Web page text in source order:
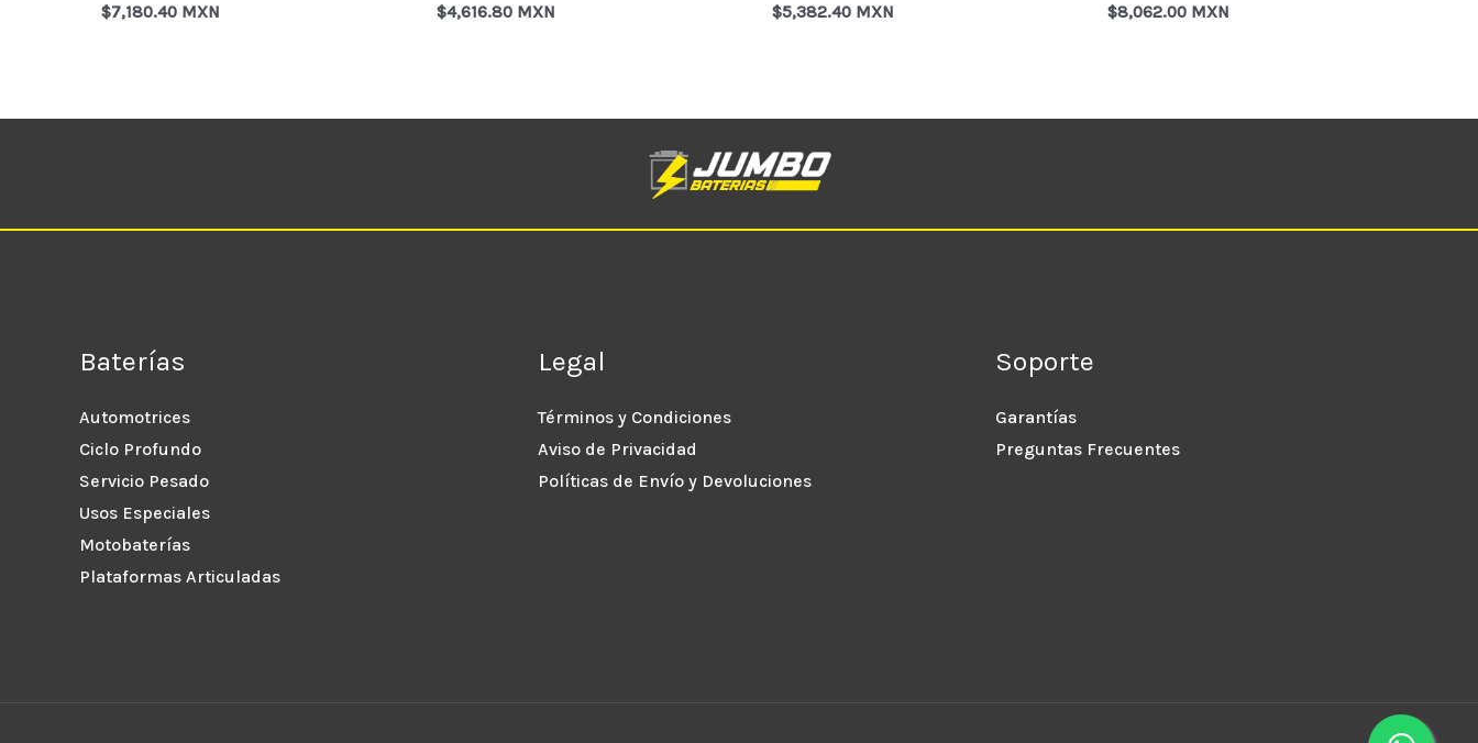
$7,180.40 MXN $4,616.80 MXN $5,382.40 MXN $8,062.00 MXN
Baterías
Automotrices
Ciclo Profundo
Servicio Pesado
Usos Especiales
Motobaterías
Plataformas Articuladas
Legal
Términos y Condiciones
Aviso de Privacidad
Políticas de Envío y Devoluciones
Soporte
Garantías
Preguntas Frecuentes